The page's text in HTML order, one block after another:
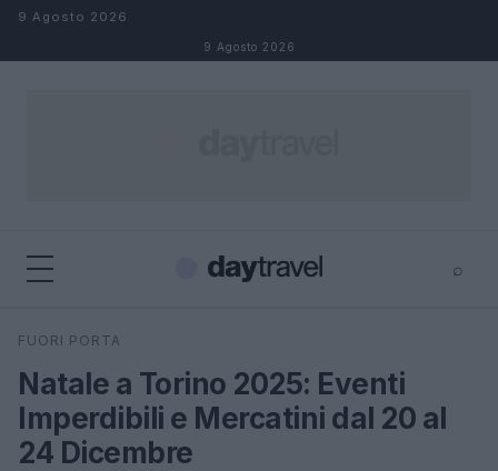
Salta al contenuto
9 Agosto 2026
9 Agosto 2026
⌕
Cerca
FUORI PORTA
Natale a Torino 2025: Eventi
Imperdibili e Mercatini dal 20 al
24 Dicembre